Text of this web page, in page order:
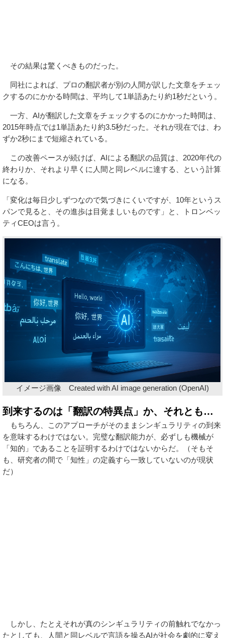
その結果は驚くべきものだった。
同社によれば、プロの翻訳者が別の人間が訳した文章をチェッ
クするのにかかる時間は、平均して1単語あたり約1秒だという。
一方、AIが翻訳した文章をチェックするのにかかった時間は、
2015年時点では1単語あたり約3.5秒だった。それが現在では、わ
ずか2秒にまで短縮されている。
この改善ペースが続けば、AIによる翻訳の品質は、2020年代の
終わりか、それより早くに人間と同レベルに達する、という計算
になる。
「変化は毎日少しずつなので気づきにくいですが、10年というス
パンで見ると、その進歩は目覚ましいものです」と、トロンベッ
ティCEOは言う。
イメージ画像 Created with AI image generation (OpenAI)
到来するのは「翻訳の特異点」か、それとも…
もちろん、このアプローチがそのままシンギュラリティの到来
を意味するわけではない。完璧な翻訳能力が、必ずしも機械が
「知的」であることを証明するわけではないからだ。（そもそ
も、研究者の間で「知性」の定義すら一致していないのが現状
だ）
しかし、たとえそれが真のシンギュラリティの前触れでなかっ
たとしても、人間と同レベルで言語を操るAIが社会を劇的に変え